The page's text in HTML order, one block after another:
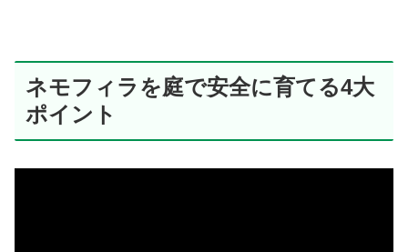
ネモフィラを庭で安全に育てる4大
ポイント